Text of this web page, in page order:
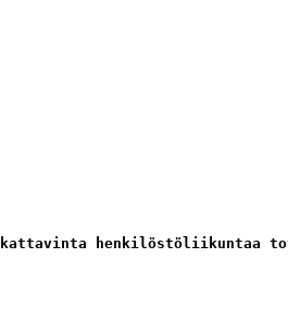
kattavinta henkilöstöliikuntaa